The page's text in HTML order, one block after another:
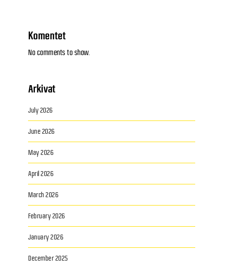
Komentet
No comments to show.
Arkivat
July 2026
June 2026
May 2026
April 2026
March 2026
February 2026
January 2026
December 2025